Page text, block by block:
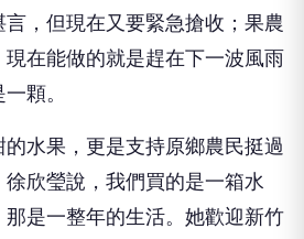
，但現在又要緊急搶收；果農
在能做的就是趕在下一波風雨
顆。
的水果，更是支持原鄉農民挺過
欣瑩說，我們買的是一箱水
是一整年的生活。她歡迎新竹